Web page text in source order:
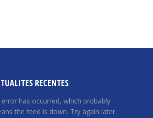
RECENTES
error has occurred, which probably
the feed is down. Try again later.